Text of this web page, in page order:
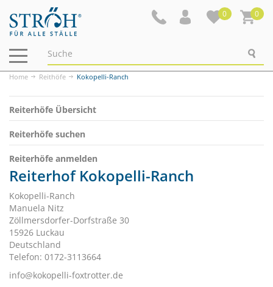
0 0
Navigation
ein-/ausblenden
Home Reithöfe Kokopelli-Ranch
Reiterhöfe Übersicht
Reiterhöfe suchen
Reiterhöfe anmelden
Reiterhof Kokopelli-Ranch
Kokopelli-Ranch
Manuela Nitz
Zöllmersdorfer-Dorfstraße 30
15926 Luckau
Deutschland
Telefon: 0172-3113664
info@kokopelli-foxtrotter.de